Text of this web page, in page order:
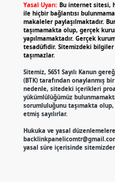
Yasal Uyarı: Bu internet sitesi,
ile hiçbir bağlantısı
makaleler paylaşılmaktadır.
taşımamakta olup, gerçek
yapılmamaktadır. Gerçek
tesadüfidir. Sitemizdeki
taşımazlar.
Sitemiz, 5651 Sayılı Kanun
(BTK) tarafından onaylanmış
nedenle, sitedeki içerikleri
yükümlülüğümüz
sorumluluğunu taşımakta
etmiş sayılırlar.
Hukuka ve yasal
yasal süre içerisinde sitemizden